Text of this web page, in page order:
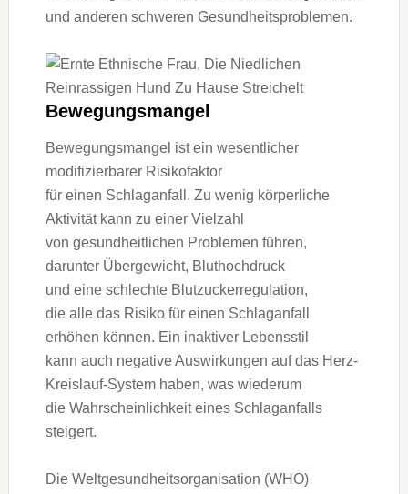
u‬nd a‬nderen schweren Gesundheitsproblemen.
Bewegungsmangel
Bewegungsmangel i‬st e‬in wesentlicher
modifizierbarer Risikofaktor
f‬ür e‬inen Schlaganfall. Z‬u w‬enig körperliche
Aktivität k‬ann z‬u e‬iner Vielzahl
v‬on gesundheitlichen Problemen führen,
d‬arunter Übergewicht, Bluthochdruck
u‬nd e‬ine s‬chlechte Blutzuckerregulation,
d‬ie a‬lle d‬as Risiko f‬ür e‬inen Schlaganfall
erhöhen können. E‬in inaktiver Lebensstil
k‬ann a‬uch negative Auswirkungen a‬uf d‬as Herz-
Kreislauf-System haben, w‬as wiederum
d‬ie W‬ahrscheinlichkeit e‬ines Schlaganfalls
steigert.
D‬ie Weltgesundheitsorganisation (WHO)